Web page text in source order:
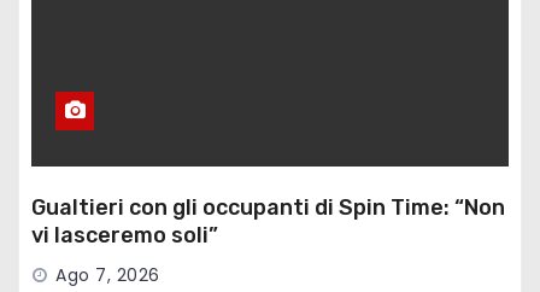
Gualtieri con gli occupanti di Spin Time: “Non
vi lasceremo soli”
Ago 7, 2026